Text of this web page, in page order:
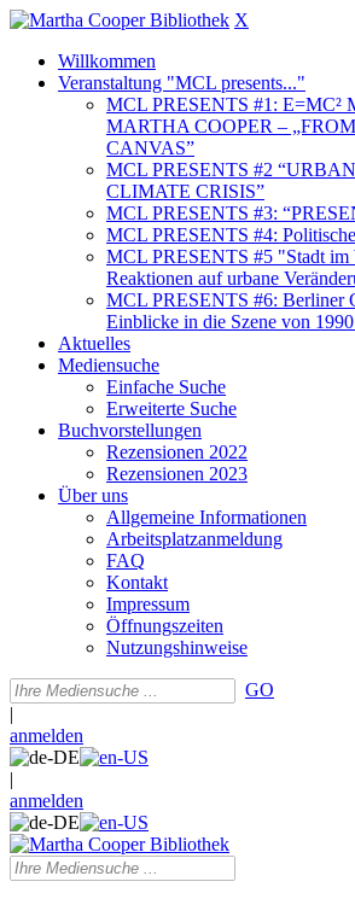
X
Willkommen
Veranstaltung "MCL presents..."
MCL PRESENTS #1: E=MC²
MARTHA COOPER –
CANVAS”
MCL PRESENTS #2
CLIMATE CRISIS”
MCL PRESENTS #3:
MCL PRESENTS #4:
MCL PRESENTS #5 "Stadt im
Reaktionen auf urbane
MCL PRESENTS #6: Berliner
Einblicke in die Szene von
Aktuelles
Mediensuche
Einfache Suche
Erweiterte Suche
Buchvorstellungen
Rezensionen 2022
Rezensionen 2023
Über uns
Allgemeine Informationen
Arbeitsplatzanmeldung
FAQ
Kontakt
Impressum
Öffnungszeiten
Nutzungshinweise
GO
|
anmelden
|
anmelden